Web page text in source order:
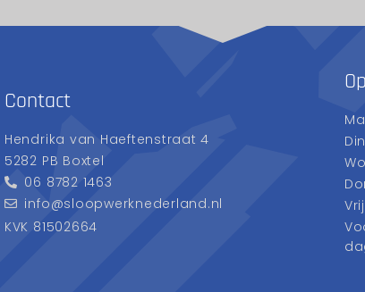
Contact
Hendrika van Haeftenstraat 4
5282 PB Boxtel
06 8782 1463
info@sloopwerknederland.nl
KVK 81502664